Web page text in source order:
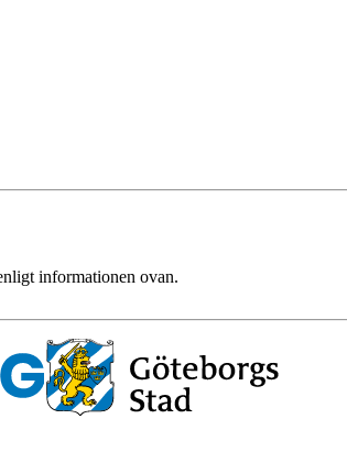
informationen ovan.